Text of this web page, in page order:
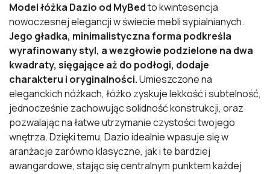
Model łóżka Dazio od MyBedto kwintesencja
nowoczesnej elegancji w świecie mebli sypialnianych.
Jego gładka, minimalistyczna forma podkreśla
wyrafinowany styl, a wezgłowie podzielone na dwa
kwadraty, sięgające aż do podłogi, dodaje
charakteru i oryginalności.Umieszczone na
eleganckich nóżkach, łóżko zyskuje lekkość i subtelność,
jednocześnie zachowując solidność konstrukcji, oraz
pozwalając na łatwe utrzymanie czystości twojego
wnętrza. Dzięki temu, Dazio idealnie wpasuje się w
aranżacje zarówno klasyczne, jak i te bardziej
awangardowe, stając się centralnym punktem każdej